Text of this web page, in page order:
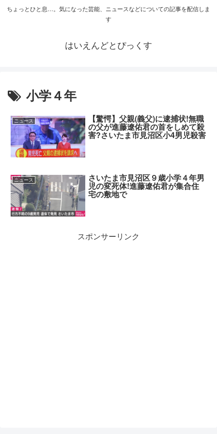
ちょっとひと息…。気になった芸能、ニュースなどについての記事を配信しま
す
はいえんどとぴっくす
小学４年
ニュース 【驚愕】父親(義父)に逮捕状!無職
の父が進藤遼佑君の首をしめて殺
害?さいたま市見沼区小4男児殺害
ニュース さいたま市見沼区９歳小学４年男
児の変死体!進藤遼佑君が集合住
宅の敷地で
スポンサーリンク